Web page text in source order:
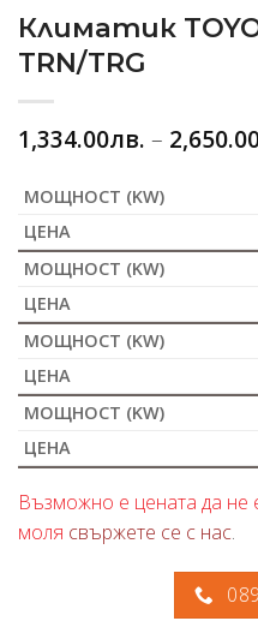
Климатик
TRN/TRG
1,334.00лв. –
Възможно е цената да не
моля свържете се с нас.